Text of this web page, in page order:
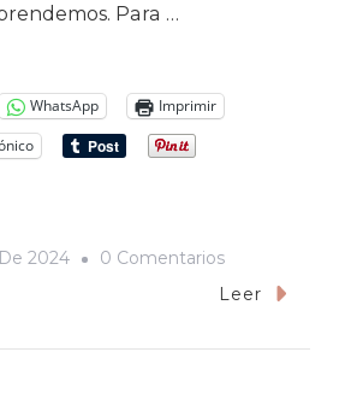
Para …
WhatsApp
Imprimir
2024 0 ComentariosEn
Aracely
Leer